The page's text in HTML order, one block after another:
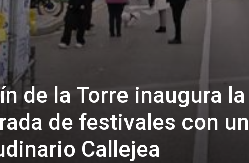
de la Torre inaugura la
de festivales con un
Callejea